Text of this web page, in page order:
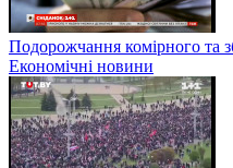
Подорожчання комірного та
Економічні новини